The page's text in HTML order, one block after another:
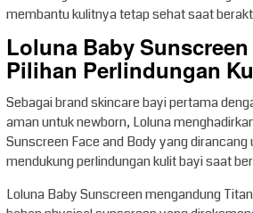
membantu kulitnya tetap sehat saat
Loluna Baby
Pilihan Perlindungan
Sebagai brand skincare bayi pertama
aman untuk newborn, Loluna
Sunscreen Face and Body yang
mendukung perlindungan kulit bayi saat
Loluna Baby Sunscreen mengandung